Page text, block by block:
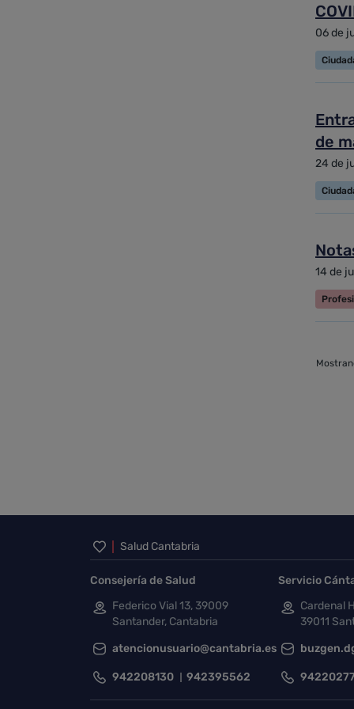
06 de
de
24 de
14 de
Inicio del pie de página
Salud Cantabria
Consejería de Salud
Federico Vial 13, 39009
Santander, Cantabria
atencionusuario@cantabria.es
942208130 942395562
Servicio
Cardenal
39011